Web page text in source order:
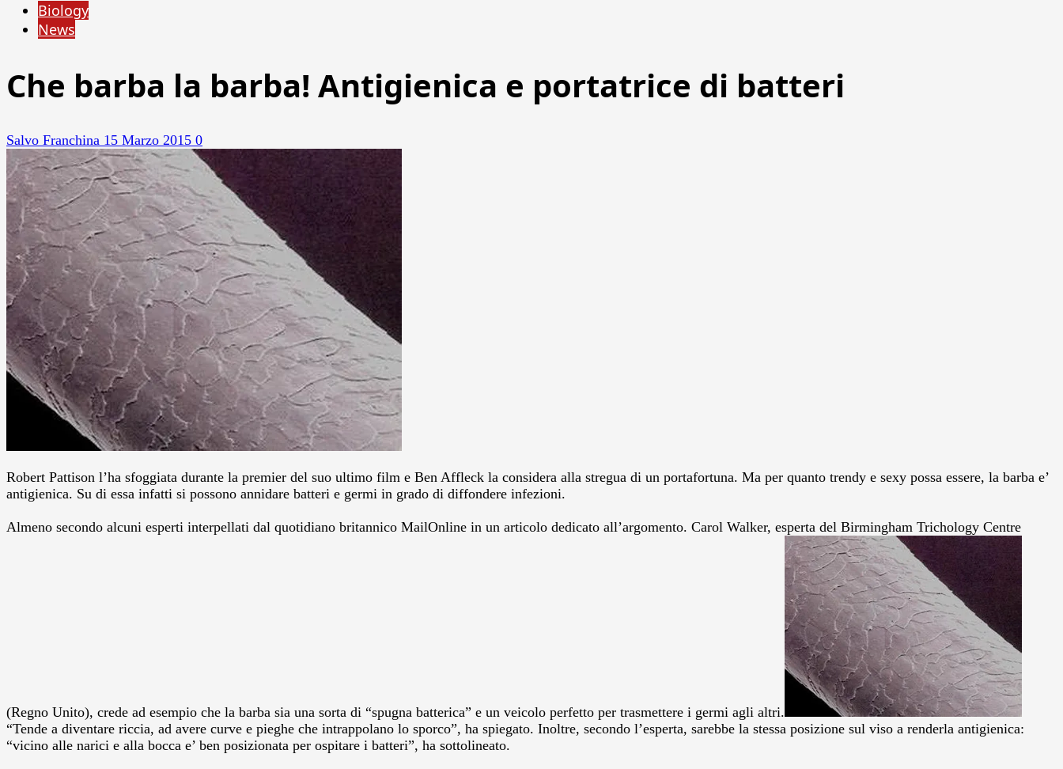
Biology
News
Che barba la barba! Antigienica e portatrice di batteri
Salvo Franchina 15 Marzo 2015 0
Robert Pattison l’ha sfoggiata durante la premier del suo ultimo film e Ben Affleck la considera alla stregua di un portafortuna. Ma per quanto trendy e sexy possa essere, la barba e’
antigienica. Su di essa infatti si possono annidare batteri e germi in grado di diffondere infezioni.
Almeno secondo alcuni esperti interpellati dal quotidiano britannico MailOnline in un articolo dedicato all’argomento. Carol Walker, esperta del Birmingham Trichology Centre
(Regno Unito), crede ad esempio che la barba sia una sorta di “spugna batterica” e un veicolo perfetto per trasmettere i germi agli altri.
“Tende a diventare riccia, ad avere curve e pieghe che intrappolano lo sporco”, ha spiegato. Inoltre, secondo l’esperta, sarebbe la stessa posizione sul viso a renderla antigienica:
“vicino alle narici e alla bocca e’ ben posizionata per ospitare i batteri”, ha sottolineato.